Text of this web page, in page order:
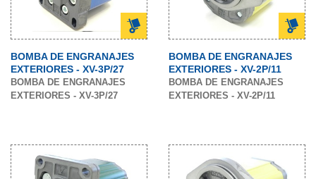
BOMBA DE ENGRANAJES
EXTERIORES - XV-3P/27
BOMBA DE ENGRANAJES
EXTERIORES - XV-3P/27
BOMBA DE ENGRANAJES
EXTERIORES - XV-2P/11
BOMBA DE ENGRANAJES
EXTERIORES - XV-2P/11